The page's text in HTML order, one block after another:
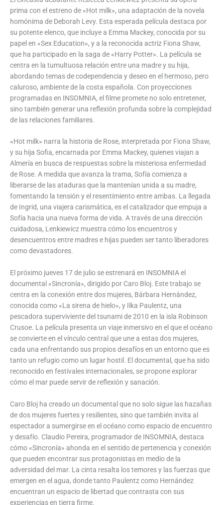
prima con el estreno de «Hot milk», una adaptación de la novela
homónima de Deborah Levy. Esta esperada película destaca por
su potente elenco, que incluye a Emma Mackey, conocida por su
papel en «Sex Education», y a la reconocida actriz Fiona Shaw,
que ha participado en la saga de «Harry Potter». La película se
centra en la tumultuosa relación entre una madre y su hija,
abordando temas de codependencia y deseo en el hermoso, pero
caluroso, ambiente de la costa española. Con proyecciones
programadas en INSOMNIA, el filme promete no solo entretener,
sino también generar una reflexión profunda sobre la complejidad
de las relaciones familiares.
«Hot milk» narra la historia de Rose, interpretada por Fiona Shaw,
y su hija Sofia, encarnada por Emma Mackey, quienes viajan a
Almería en busca de respuestas sobre la misteriosa enfermedad
de Rose. A medida que avanza la trama, Sofía comienza a
liberarse de las ataduras que la mantenían unida a su madre,
fomentando la tensión y el resentimiento entre ambas. La llegada
de Ingrid, una viajera carismática, es el catalizador que empuja a
Sofía hacia una nueva forma de vida. A través de una dirección
cuidadosa, Lenkiewicz muestra cómo los encuentros y
desencuentros entre madres e hijas pueden ser tanto liberadores
como devastadores.
El próximo jueves 17 de julio se estrenará en INSOMNIA el
documental «Sincronía», dirigido por Caro Bloj. Este trabajo se
centra en la conexión entre dos mujeres, Bárbara Hernández,
conocida como «La sirena de hielo», y Ilka Paulentz, una
pescadora superviviente del tsunami de 2010 en la isla Robinson
Crusoe. La película presenta un viaje inmersivo en el que el océano
se convierte en el vínculo central que une a estas dos mujeres,
cada una enfrentando sus propios desafíos en un entorno que es
tanto un refugio como un lugar hostil. El documental, que ha sido
reconocido en festivales internacionales, se propone explorar
cómo el mar puede servir de reflexión y sanación.
Caro Bloj ha creado un documental que no solo sigue las hazañas
de dos mujeres fuertes y resilientes, sino que también invita al
espectador a sumergirse en el océano como espacio de encuentro
y desafío. Claudio Pereira, programador de INSOMNIA, destaca
cómo «Sincronía» ahonda en el sentido de pertenencia y conexión
que pueden encontrar sus protagonistas en medio de la
adversidad del mar. La cinta resalta los temores y las fuerzas que
emergen en el agua, donde tanto Paulentz como Hernández
encuentran un espacio de libertad que contrasta con sus
experiencias en tierra firme.